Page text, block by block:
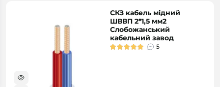
СКЗ кабель мідний
ШВВП 2*1,5 мм2
Слобожанський
кабельний завод
5